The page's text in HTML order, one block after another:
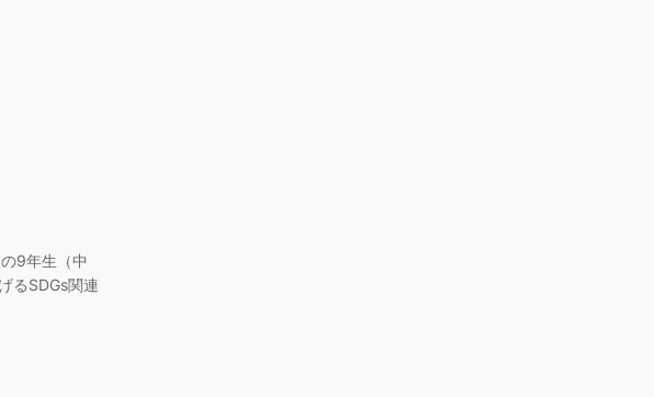
9年生（中
るSDGs関連